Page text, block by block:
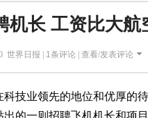
机长 工资比大航
世界日报 | 1条评论 | 查看/发表评论
技业领先的地位和优厚的
的一则招聘飞机机长和项